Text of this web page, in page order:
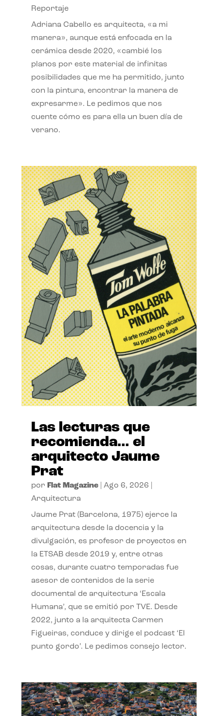
Reportaje
Adriana Cabello es arquitecta, «a mi
manera», aunque está enfocada en la
cerámica desde 2020, «cambié los
planos por este material de infinitas
posibilidades que me ha permitido, junto
con la pintura, encontrar la manera de
expresarme». Le pedimos que nos
cuente cómo es para ella un buen día de
verano.
Las lecturas que
recomienda… el
arquitecto Jaume
Prat
por Flat Magazine| Ago 6, 2026
Arquitectura
Jaume Prat (Barcelona, 1975) ejerce la
arquitectura desde la docencia y la
divulgación, es profesor de proyectos en
la ETSAB desde 2019 y, entre otras
cosas, durante cuatro temporadas fue
asesor de contenidos de la serie
documental de arquitectura ‘Escala
Humana’, que se emitió por TVE. Desde
2022, junto a la arquitecta Carmen
Figueiras, conduce y dirige el podcast ‘El
punto gordo’. Le pedimos consejo lector.